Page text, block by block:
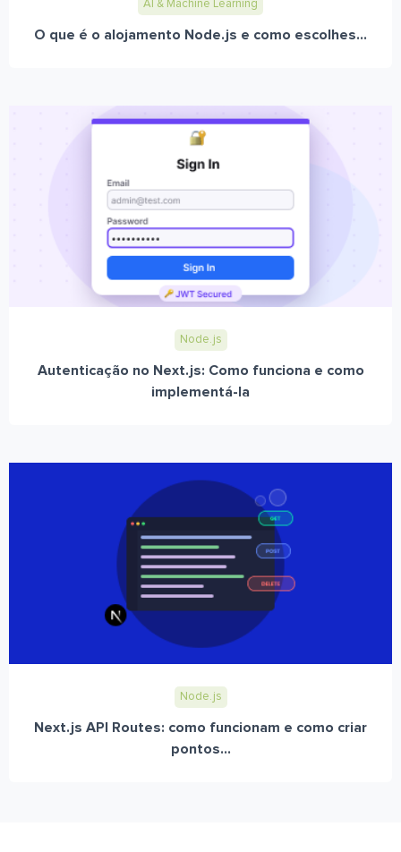
AI & Machine Learning
O que é o alojamento Node.js e como escolhes...
Node.js
Autenticação no Next.js: Como funciona e como
implementá-la
Node.js
Next.js API Routes: como funcionam e como criar
pontos...